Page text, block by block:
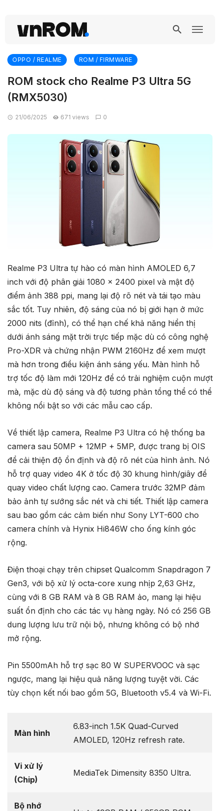
OPPO / REALME ROM / FIRMWARE
ROM stock cho Realme P3 Ultra 5G
(RMX5030)
21/06/2025 671 views 0
Realme P3 Ultra tự hào có màn hình AMOLED 6,7
inch với độ phân giải 1080 x 2400 pixel và mật độ
điểm ảnh 388 ppi, mang lại độ rõ nét và tái tạo màu
sắc tốt. Tuy nhiên, độ sáng của nó bị giới hạn ở mức
2000 nits (đỉnh), có thể hạn chế khả năng hiển thị
dưới ánh sáng mặt trời trực tiếp mặc dù có công nghệ
Pro-XDR và ​​chứng nhận PWM 2160Hz để xem mượt
mà hơn trong điều kiện ánh sáng yếu. Màn hình hỗ
trợ tốc độ làm mới 120Hz để có trải nghiệm cuộn mượt
mà, mặc dù độ sáng và độ tương phản tổng thể có thể
không nổi bật so với các mẫu cao cấp.
Về thiết lập camera, Realme P3 Ultra có hệ thống ba
camera sau 50MP + 12MP + 5MP, được trang bị OIS
để cải thiện độ ổn định và độ rõ nét của hình ảnh. Nó
hỗ trợ quay video 4K ở tốc độ 30 khung hình/giây để
quay video chất lượng cao. Camera trước 32MP đảm
bảo ảnh tự sướng sắc nét và chi tiết. Thiết lập camera
sau bao gồm các cảm biến như Sony LYT-600 cho
camera chính và Hynix Hi846W cho ống kính góc
rộng.
Điện thoại chạy trên chipset Qualcomm Snapdragon 7
Gen3, với bộ xử lý octa-core xung nhịp 2,63 GHz,
cùng với 8 GB RAM và 8 GB RAM ảo, mang lại hiệu
suất ổn định cho các tác vụ hàng ngày. Nó có 256 GB
dung lượng lưu trữ nội bộ, nhưng không có bộ nhớ
mở rộng.
Pin 5500mAh hỗ trợ sạc 80 W SUPERVOOC và sạc
ngược, mang lại hiệu quả năng lượng tuyệt vời. Các
tùy chọn kết nối bao gồm 5G, Bluetooth v5.4 và Wi-Fi.
Màn hình
6.83-inch 1.5K Quad-Curved
AMOLED, 120Hz refresh rate.
Vi xử lý
(Chip)
MediaTek Dimensity 8350 Ultra.
Bộ nhớ